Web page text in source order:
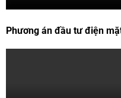
Phương án đầu tư điện